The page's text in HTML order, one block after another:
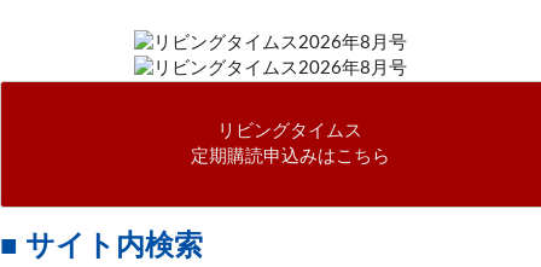
リビングタイムス
定期購読申込みはこちら
■ サイト内検索